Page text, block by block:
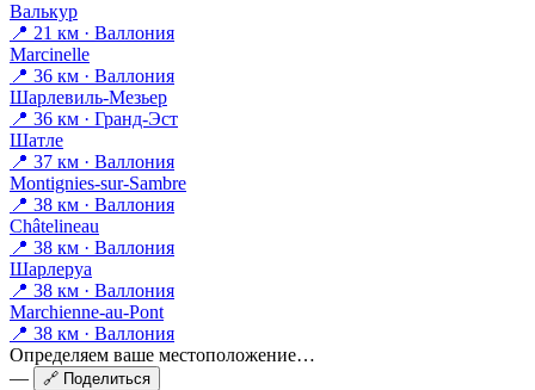
Валькур
📍 21 км · Валлония
Marcinelle
📍 36 км · Валлония
Шарлевиль-Мезьер
📍 36 км · Гранд-Эст
Шатле
📍 37 км · Валлония
Montignies-sur-Sambre
📍 38 км · Валлония
Châtelineau
📍 38 км · Валлония
Шарлеруа
📍 38 км · Валлония
Marchienne-au-Pont
📍 38 км · Валлония
Определяем ваше местоположение…
—
🔗 Поделиться